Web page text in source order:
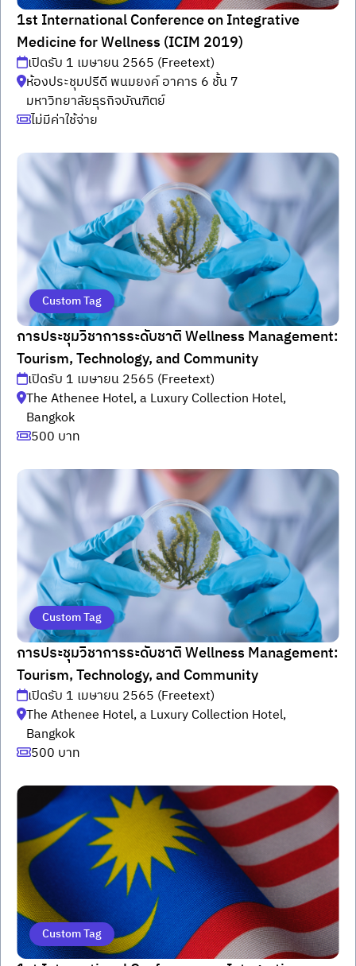
1st International Conference on Integrative
Medicine for Wellness (ICIM 2019)
เปิดรับ 1 เมษายน 2565 (Freetext)
ห้องประชุมปรีดี พนมยงค์ อาคาร 6 ชั้น 7
มหาวิทยาลัยธุรกิจบัณฑิตย์
ไม่มีค่าใช้จ่าย
Custom Tag
การประชุมวิชาการระดับชาติ Wellness Management:
Tourism, Technology, and Community
เปิดรับ 1 เมษายน 2565 (Freetext)
The Athenee Hotel, a Luxury Collection Hotel,
Bangkok
500 บาท
Custom Tag
การประชุมวิชาการระดับชาติ Wellness Management:
Tourism, Technology, and Community
เปิดรับ 1 เมษายน 2565 (Freetext)
The Athenee Hotel, a Luxury Collection Hotel,
Bangkok
500 บาท
Custom Tag